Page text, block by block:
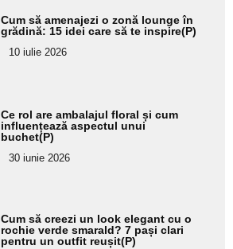
Cum să amenajezi o zonă lounge în
grădină: 15 idei care să te inspire(P)
10 iulie 2026
Ce rol are ambalajul floral și cum
influențează aspectul unui
buchet(P)
30 iunie 2026
Cum să creezi un look elegant cu o
rochie verde smarald? 7 pași clari
pentru un outfit reușit(P)